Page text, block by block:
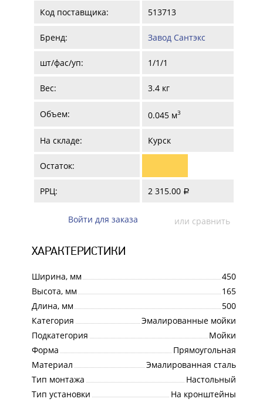
Код поставщика: 513713
Бренд: Завод Сантэкс
шт/фас/уп: 1/1/1
Вес: 3.4 кг
Объем: 0.045 м3
На складе: Курск
Остаток:
РРЦ: 2 315.00 a
Войти для заказа или сравнить
ХАРАКТЕРИСТИКИ
Ширина, мм
450
Высота, мм
165
Длина, мм
500
Категория
Эмалированные мойки
Подкатегория
Мойки
Форма
Прямоугольная
Материал
Эмалированная сталь
Тип монтажа
Настольный
Тип установки
На кронштейны